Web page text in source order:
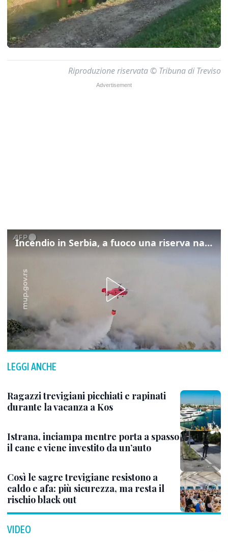
Riproduzione riservata © Tribuna di Treviso
Incendio in Serbia, a fuoco una riserva naturale vicino Belgrado
LEGGI ANCHE
Ragazzi trevigiani picchiati e rapinati
durante la vacanza a Kos
Istrana, inciampa mentre porta a spasso
il cane e viene investito da un’auto
Così le sagre trevigiane resistono a
caldo e afa: più sicurezza, ma resta il
rischio black out
VIDEO